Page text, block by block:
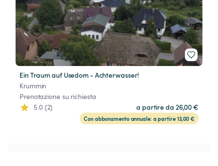
Ein Traum auf Usedom - Achterwasser!
Krummin
Prenotazione su richiesta
5.0 (2)
a partire da 26,00 €
Con abbonamento annuale: a partire 13,00 €